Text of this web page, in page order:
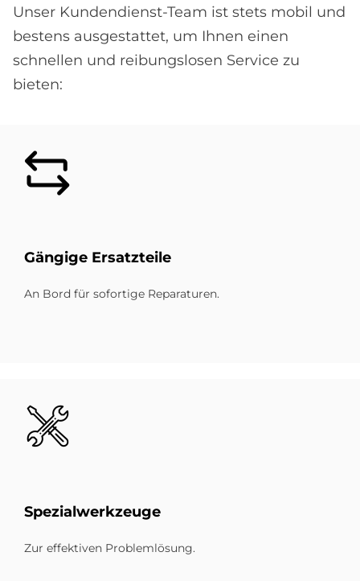
Unser Kundendienst-Team ist stets mobil und
bestens ausgestattet, um Ihnen einen
schnellen und reibungslosen Service zu
bieten:
Bild
Gän­gi­ge Er­satz­teile
An Bord für sofortige Reparaturen.
Bild
Spe­zi­al­werk­zeu­ge
Zur effektiven Problemlösung.